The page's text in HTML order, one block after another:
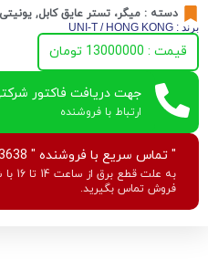
دسته : میگر، تستر عایق کابل, یونیتی UNI-T
برند : UNI-T / HONG KONG
قیمت : 13000000 تومان
جهت دریافت فاکتور
ارتباط با فروشنده
" تماس سریع با فروشنده " 09304333638 و 09357232212
به
فروش تماس بگیرید.